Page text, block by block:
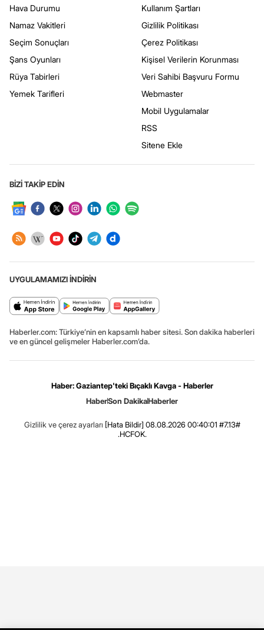
Hava Durumu
Namaz Vakitleri
Seçim Sonuçları
Şans Oyunları
Rüya Tabirleri
Yemek Tarifleri
Kullanım Şartları
Gizlilik Politikası
Çerez Politikası
Kişisel Verilerin Korunması
Veri Sahibi Başvuru Formu
Webmaster
Mobil Uygulamalar
RSS
Sitene Ekle
BİZİ TAKİP EDİN
UYGULAMAMIZI İNDİRİN
Haberler.com: Türkiye’nin en kapsamlı haber sitesi. Son dakika haberleri
ve en güncel gelişmeler Haberler.com’da.
Haber: Gaziantep'teki Bıçaklı Kavga - Haberler
HaberSon DakikaHaberler
Gizlilik ve çerez ayarları [Hata Bildir] 08.08.2026 00:40:01 #7.13#
.HCFOK.